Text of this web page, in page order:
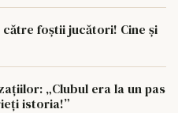
foștii jucători! Cine și
„Clubul era la un pas
istoria!”